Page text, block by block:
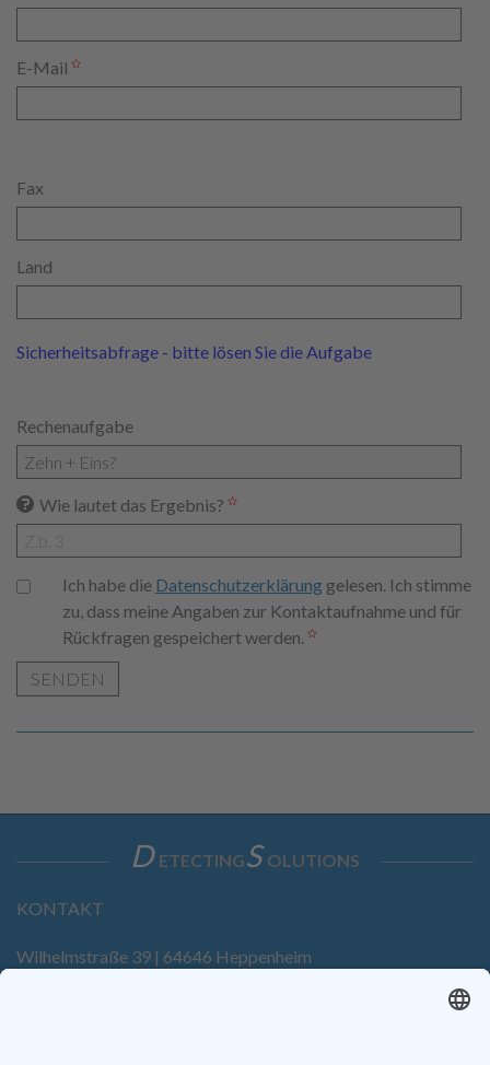
E-Mail
Fax
Land
Sicherheitsabfrage - bitte lösen Sie die Aufgabe
Rechenaufgabe
Wie lautet das Ergebnis?
Ich habe die Datenschutzerklärunggelesen. Ich stimme
zu, dass meine Angaben zur Kontaktaufnahme und für
Rückfragen gespeichert werden.
SENDEN
D ETECTINGS OLUTIONS
KONTAKT
Wilhelmstraße 39 | 64646 Heppenheim